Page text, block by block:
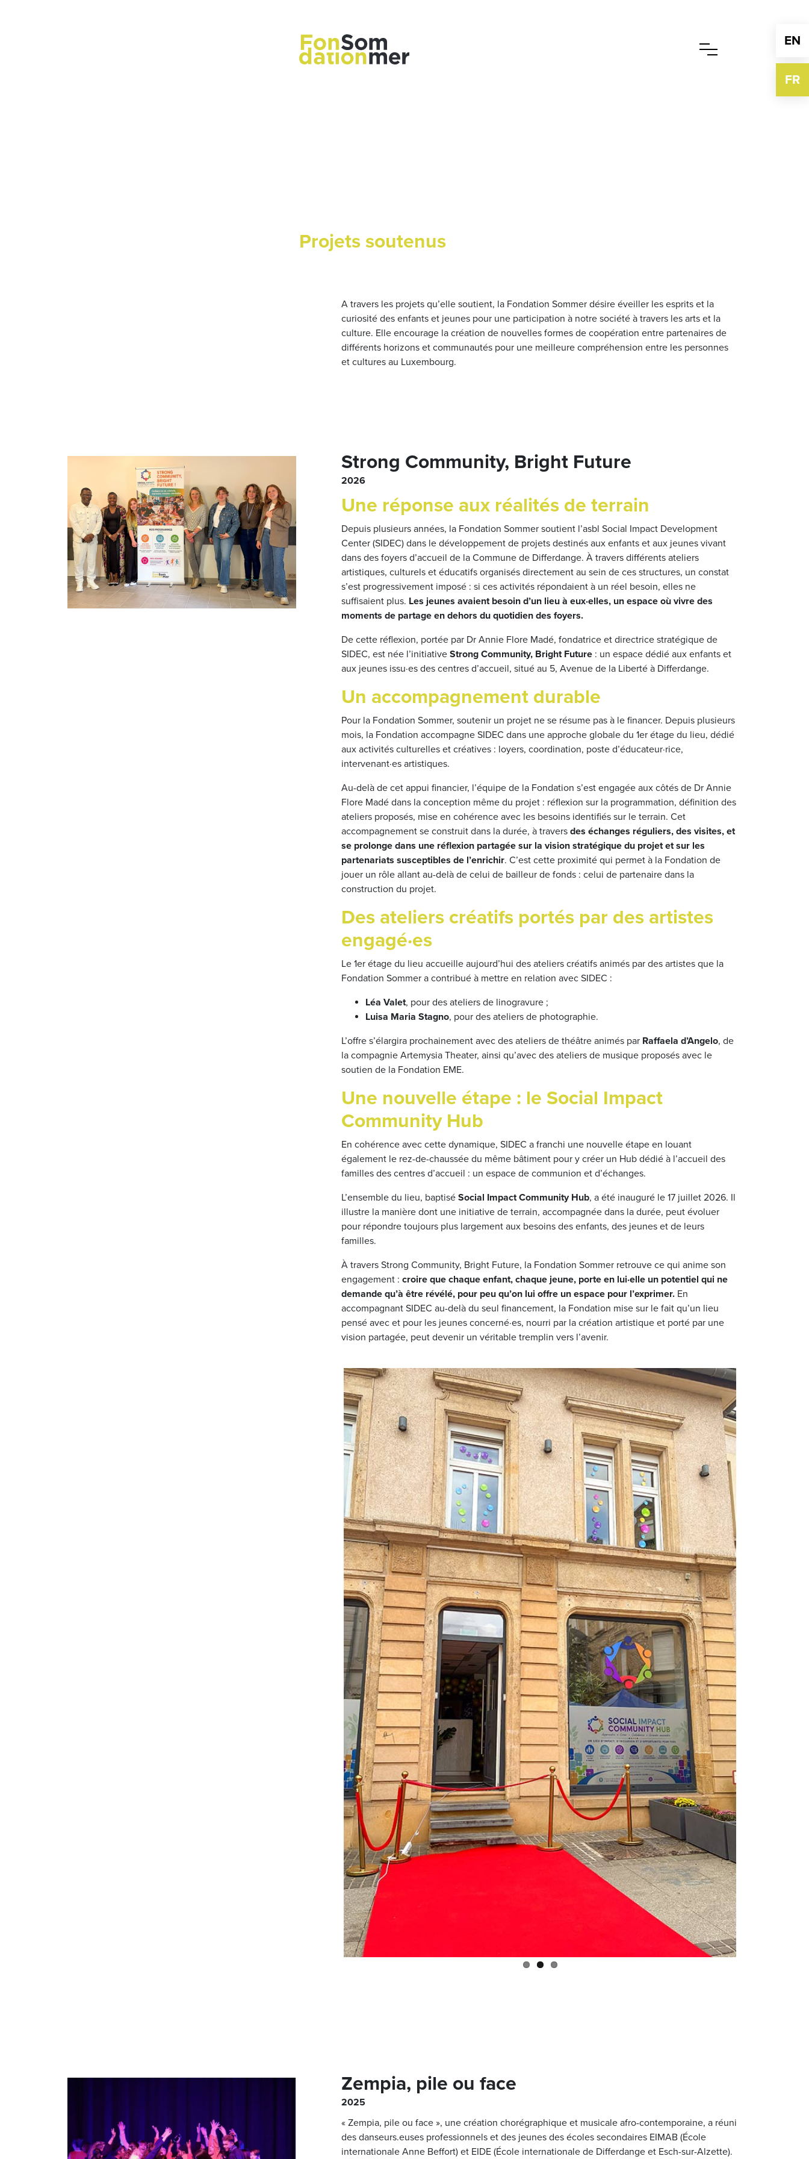
EN
FR
Projets soutenus
A travers les projets qu’elle soutient, la Fondation Sommer désire éveiller les esprits et la
curiosité des enfants et jeunes pour une participation à notre société à travers les arts et la
culture. Elle encourage la création de nouvelles formes de coopération entre partenaires de
différents horizons et communautés pour une meilleure compréhension entre les personnes
et cultures au Luxembourg.
Strong Community, Bright Future
2026
Une réponse aux réalités de terrain
Depuis plusieurs années, la Fondation Sommer soutient l’asbl Social Impact Development
Center (SIDEC) dans le développement de projets destinés aux enfants et aux jeunes vivant
dans des foyers d’accueil de la Commune de Differdange. À travers différents ateliers
artistiques, culturels et éducatifs organisés directement au sein de ces structures, un constat
s’est progressivement imposé : si ces activités répondaient à un réel besoin, elles ne
suffisaient plus. Les jeunes avaient besoin d’un lieu à eux·elles, un espace où vivre des
moments de partage en dehors du quotidien des foyers.
De cette réflexion, portée par Dr Annie Flore Madé, fondatrice et directrice stratégique de
SIDEC, est née l’initiative Strong Community, Bright Future : un espace dédié aux enfants et
aux jeunes issu·es des centres d’accueil, situé au 5, Avenue de la Liberté à Differdange.
Un accompagnement durable
Pour la Fondation Sommer, soutenir un projet ne se résume pas à le financer. Depuis plusieurs
mois, la Fondation accompagne SIDEC dans une approche globale du 1er étage du lieu, dédié
aux activités culturelles et créatives : loyers, coordination, poste d’éducateur·rice,
intervenant·es artistiques.
Au-delà de cet appui financier, l’équipe de la Fondation s’est engagée aux côtés de Dr Annie
Flore Madé dans la conception même du projet : réflexion sur la programmation, définition des
ateliers proposés, mise en cohérence avec les besoins identifiés sur le terrain. Cet
accompagnement se construit dans la durée, à travers des échanges réguliers, des visites, et
se prolonge dans une réflexion partagée sur la vision stratégique du projet et sur les
partenariats susceptibles de l’enrichir. C’est cette proximité qui permet à la Fondation de
jouer un rôle allant au-delà de celui de bailleur de fonds : celui de partenaire dans la
construction du projet.
Des ateliers créatifs portés par des artistes
engagé·es
Le 1er étage du lieu accueille aujourd’hui des ateliers créatifs animés par des artistes que la
Fondation Sommer a contribué à mettre en relation avec SIDEC :
Léa Valet, pour des ateliers de linogravure ;
Luisa Maria Stagno, pour des ateliers de photographie.
L’offre s’élargira prochainement avec des ateliers de théâtre animés par Raffaela d’Angelo, de
la compagnie Artemysia Theater, ainsi qu’avec des ateliers de musique proposés avec le
soutien de la Fondation EME.
Une nouvelle étape : le Social Impact
Community Hub
En cohérence avec cette dynamique, SIDEC a franchi une nouvelle étape en louant
également le rez-de-chaussée du même bâtiment pour y créer un Hub dédié à l’accueil des
familles des centres d’accueil : un espace de communion et d’échanges.
L’ensemble du lieu, baptisé Social Impact Community Hub, a été inauguré le 17 juillet 2026. Il
illustre la manière dont une initiative de terrain, accompagnée dans la durée, peut évoluer
pour répondre toujours plus largement aux besoins des enfants, des jeunes et de leurs
familles.
À travers Strong Community, Bright Future, la Fondation Sommer retrouve ce qui anime son
engagement : croire que chaque enfant, chaque jeune, porte en lui·elle un potentiel qui ne
demande qu’à être révélé, pour peu qu’on lui offre un espace pour l’exprimer. En
accompagnant SIDEC au-delà du seul financement, la Fondation mise sur le fait qu’un lieu
pensé avec et pour les jeunes concerné·es, nourri par la création artistique et porté par une
vision partagée, peut devenir un véritable tremplin vers l’avenir.
Zempia, pile ou face
2025
« Zempia, pile ou face », une création chorégraphique et musicale afro-contemporaine, a réuni
des danseurs.euses professionnels et des jeunes des écoles secondaires EIMAB (École
internationale Anne Beffort) et EIDE (École internationale de Differdange et Esch-sur-Alzette).